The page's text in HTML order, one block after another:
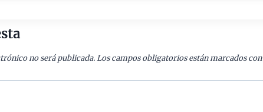
no será publicada. Los campos obligatorios están marcados con